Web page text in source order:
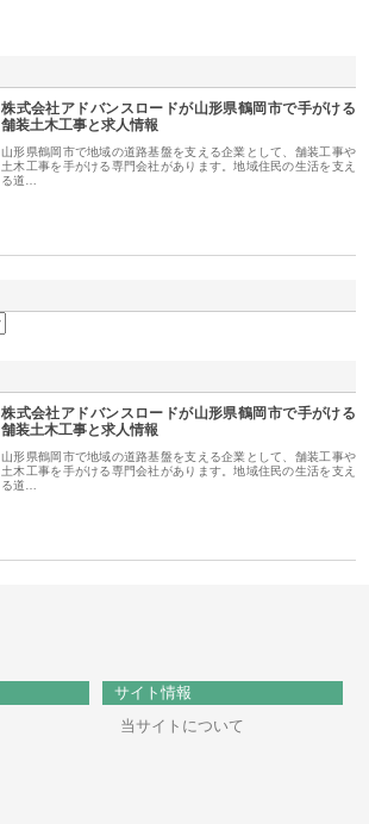
株式会社アドバンスロードが山形県鶴岡市で手がける
舗装土木工事と求人情報
山形県鶴岡市で地域の道路基盤を支える企業として、舗装工事や
土木工事を手がける専門会社があります。地域住民の生活を支え
る道…
株式会社アドバンスロードが山形県鶴岡市で手がける
舗装土木工事と求人情報
山形県鶴岡市で地域の道路基盤を支える企業として、舗装工事や
土木工事を手がける専門会社があります。地域住民の生活を支え
る道…
サイト情報
当サイトについて